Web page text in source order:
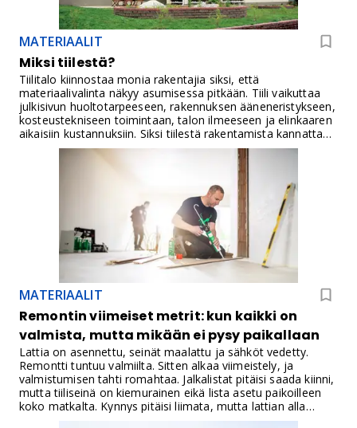
MATERIAALIT
Miksi tiilestä?
Tiilitalo kiinnostaa monia rakentajia siksi, että
materiaalivalinta näkyy asumisessa pitkään. Tiili vaikuttaa
julkisivun huoltotarpeeseen, rakennuksen ääneneristykseen,
kosteustekniseen toimintaan, talon ilmeeseen ja elinkaaren
aikaisiin kustannuksiin. Siksi tiilestä rakentamista kannattaa
arvioida muutenkin kuin pelkän rakennusvaiheen hinnan
MATERIAALIT
Remontin viimeiset metrit: kun kaikki on
valmista, mutta mikään ei pysy paikallaan
Lattia on asennettu, seinät maalattu ja sähköt vedetty.
Remontti tuntuu valmiilta. Sitten alkaa viimeistely, ja
valmistumisen tahti romahtaa. Jalkalistat pitäisi saada kiinni,
mutta tiiliseinä on kiemurainen eikä lista asetu paikoilleen
koko matkalta. Kynnys pitäisi liimata, mutta lattian alla
kulkee vesikiertoinen lämmitys, joten poraaminen lattiaan ei